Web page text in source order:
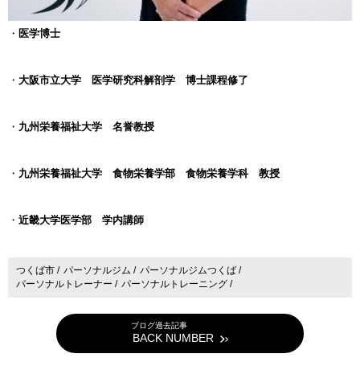
・ 医学博士
・ 大阪市立大学 医学研究科解剖学 博士課程修了
・ 九州栄養福祉大学 名誉教授
・ 九州栄養福祉大学 食物栄養学部 食物栄養学科 教授
・ 近畿大学医学部 学内講師
つくば市 / パーソナルジム / パーソナルジムつくば /
パーソナルトレーナー / パーソナルトレーニング /
ブログ過去記事
BACK NUMBER